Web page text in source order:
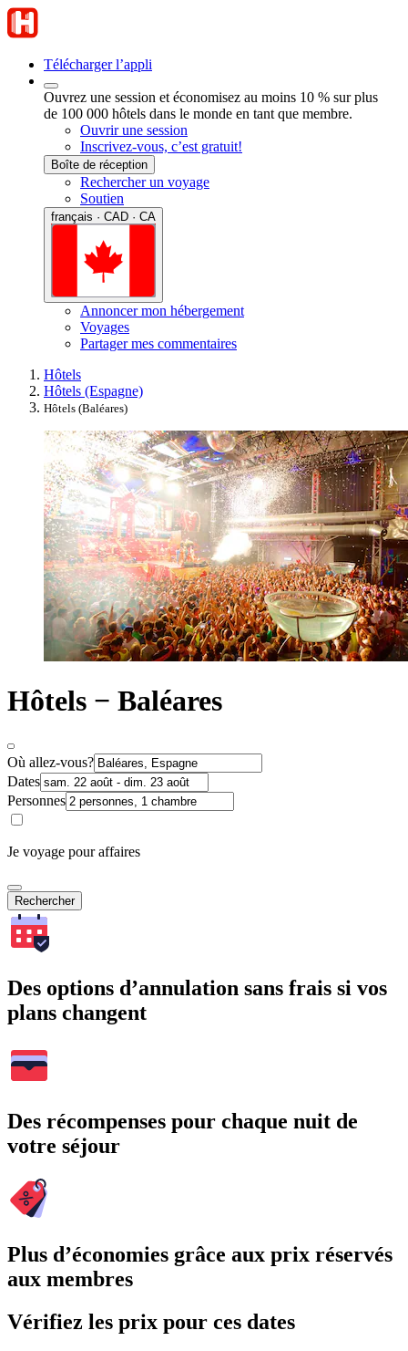
Télécharger l’appli
Ouvrez une session et économisez au moins 10 % sur plus
de 100 000 hôtels dans le monde en tant que membre.
Ouvrir une session
Inscrivez-vous, c’est gratuit!
Boîte de réception
Rechercher un voyage
Soutien
français · CAD · CA
Annoncer mon hébergement
Voyages
Partager mes commentaires
Hôtels
Hôtels (Espagne)
Hôtels (Baléares)
Hôtels − Baléares
Où allez-vous?
Dates
Personnes
Je voyage pour affaires
Rechercher
Des options d’annulation sans frais si vos
plans changent
Des récompenses pour chaque nuit de
votre séjour
Plus d’économies grâce aux prix réservés
aux membres
Vérifiez les prix pour ces dates